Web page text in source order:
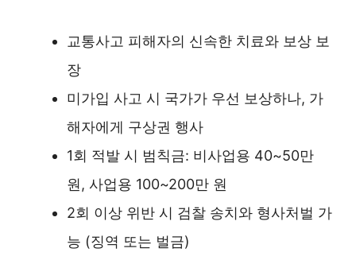
교통사고 피해자의 신속한 치료와 보상 보
장
미가입 사고 시 국가가 우선 보상하나, 가
해자에게 구상권 행사
1회 적발 시 범칙금: 비사업용 40~50만
원, 사업용 100~200만 원
2회 이상 위반 시 검찰 송치와 형사처벌 가
능 (징역 또는 벌금)